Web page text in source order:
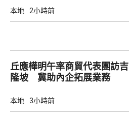
本地 2小時前
丘應樺明午率商貿代表團訪吉
隆坡 冀助內企拓展業務
本地 3小時前